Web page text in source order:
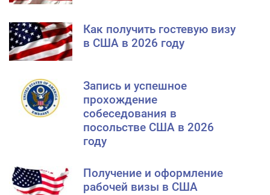
Как получить гостевую визу
в США в 2026 году
Запись и успешное
прохождение
собеседования в
посольстве США в 2026
году
Получение и оформление
рабочей визы в США